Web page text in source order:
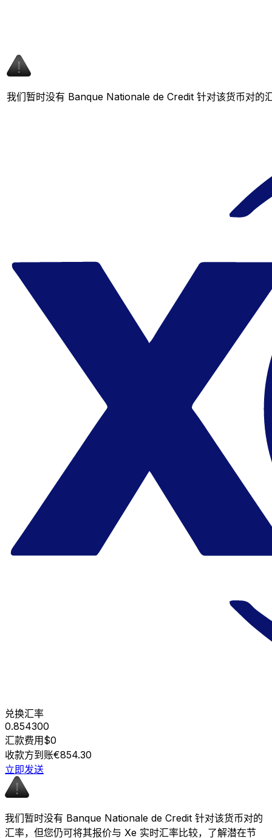
我们暂时没有 Banque Nationale de Credit 针对该货币对的
兑换汇率
0.854300
汇款费用$0
收款方到账€854.30
立即发送
我们暂时没有 Banque Nationale de Credit 针对该货币对的
汇率，但您仍可将其报价与 Xe 实时汇率比较，了解潜在节